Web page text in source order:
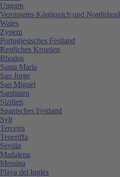
Ungarn
Vereinigtes Königreich und Nordirland
Wales
Zypern
Portugiesisches Festland
Restliches Kroatien
Rhodos
Santa Maria
Sao Jorge
Sao Miguel
Sardinien
Sizilien
Spanisches Festland
Sylt
Terceira
Teneriffa
Sevilla
Madalena
Messina
Playa del Ingles